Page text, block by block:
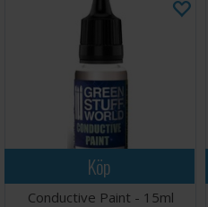
Köp
Conductive Paint - 15ml